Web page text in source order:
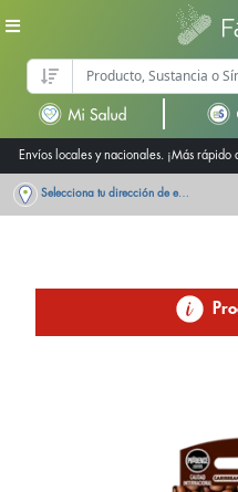
Envíos locales y nacionales. ¡Más
Selecciona tu dirección de entrega